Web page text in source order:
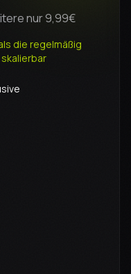
nur 9,99€
die regelmäßig